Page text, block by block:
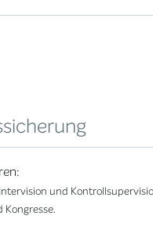
und
Kongresse.